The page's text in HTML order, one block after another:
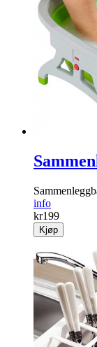
info
kr199
Kjøp